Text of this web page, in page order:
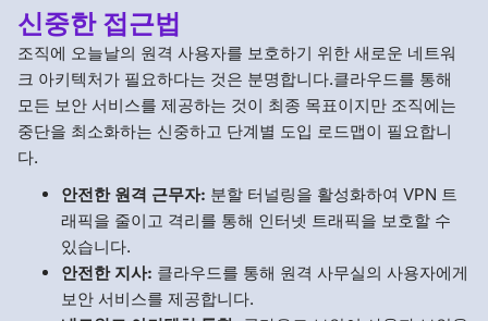
신중한 접근법
조직에 오늘날의 원격 사용자를 보호하기 위한 새로운 네트워
크 아키텍처가 필요하다는 것은 분명합니다.클라우드를 통해
모든 보안 서비스를 제공하는 것이 최종 목표이지만 조직에는
중단을 최소화하는 신중하고 단계별 도입 로드맵이 필요합니
다.
안전한 원격 근무자: 분할 터널링을 활성화하여 VPN 트
래픽을 줄이고 격리를 통해 인터넷 트래픽을 보호할 수
있습니다.
안전한 지사: 클라우드를 통해 원격 사무실의 사용자에게
보안 서비스를 제공합니다.